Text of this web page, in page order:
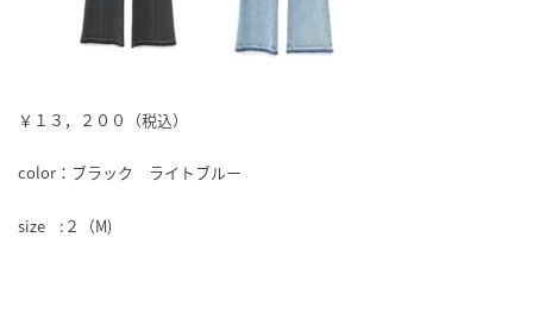
￥１３，２００（税込）
color：ブラック ライトブルー
size :２（M)